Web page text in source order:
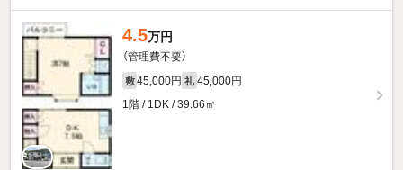
4.5万円
（管理費不要）
敷 45,000円 礼 45,000円
1階 / 1DK / 39.66㎡